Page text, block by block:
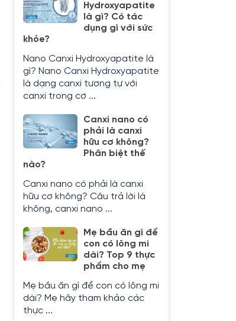
Hydroxyapatite
là gì? Có tác
dụng gì với sức
khỏe?
Nano Canxi Hydroxyapatite là
gì? Nano Canxi Hydroxyapatite
là dạng canxi tương tự với
canxi trong cơ ...
Canxi nano có
phải là canxi
hữu cơ không?
Phân biệt thế
nào?
Canxi nano có phải là canxi
hữu cơ không? Câu trả lời là
không, canxi nano ...
Mẹ bầu ăn gì để
con có lông mi
dài? Top 9 thực
phẩm cho mẹ
Mẹ bầu ăn gì để con có lông mi
dài? Mẹ hãy tham khảo các
thực ...